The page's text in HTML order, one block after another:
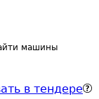
машины
в тендере